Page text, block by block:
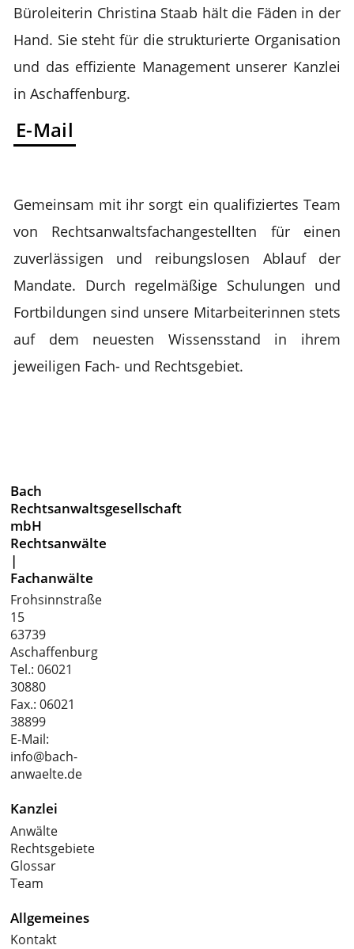
Büroleiterin Christina Staab hält die Fäden in der
Hand. Sie steht für die strukturierte Organisation
und das effiziente Management unserer Kanzlei
in Aschaffenburg.
E-Mail
Gemeinsam mit ihr sorgt ein qualifiziertes Team
von Rechtsanwaltsfachangestellten für einen
zuverlässigen und reibungslosen Ablauf der
Mandate. Durch regelmäßige Schulungen und
Fortbildungen sind unsere Mitarbeiterinnen stets
auf dem neuesten Wissensstand in ihrem
jeweiligen Fach- und Rechtsgebiet.
Bach
Rechtsanwaltsgesellschaft
mbH
Rechtsanwälte
|
Fachanwälte
Frohsinnstraße
15
63739
Aschaffenburg
Tel.:06021
30880
Fax.: 06021
38899
E-Mail:
info@bach-
anwaelte.de
Kanzlei
Anwälte
Rechtsgebiete
Glossar
Team
Allgemeines
Kontakt